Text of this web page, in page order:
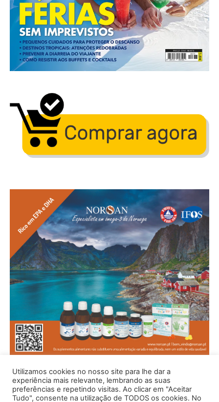
Utilizamos cookies no nosso site para lhe dar a
experiência mais relevante, lembrando as suas
preferências e repetindo visitas. Ao clicar em "Aceitar
Tudo", consente na utilização de TODOS os cookies. No